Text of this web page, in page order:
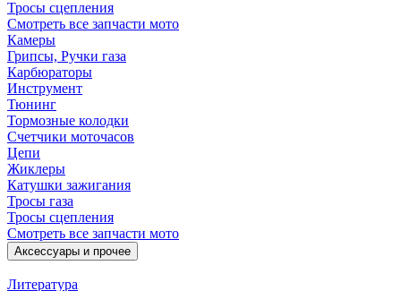
Тросы сцепления
Смотреть все запчасти мото
Камеры
Грипсы, Ручки газа
Карбюраторы
Инструмент
Тюнинг
Тормозные колодки
Счетчики моточасов
Цепи
Жиклеры
Катушки зажигания
Тросы газа
Тросы сцепления
Смотреть все запчасти мото
Аксессуары и прочее
Литература